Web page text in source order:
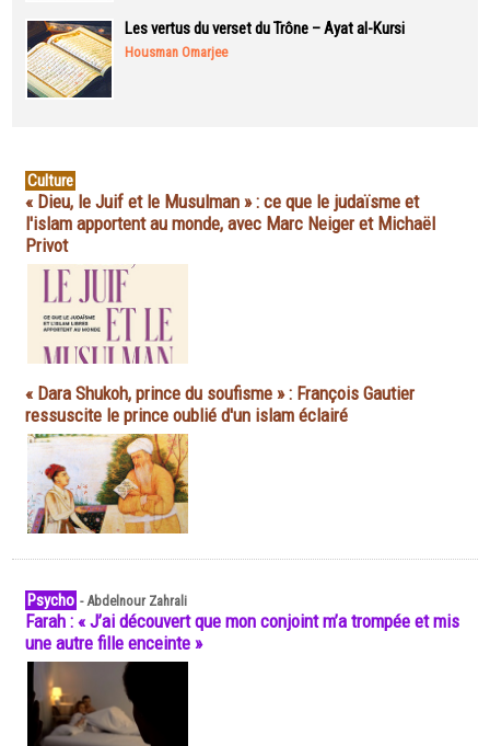
Les vertus du verset du Trône – Ayat al-Kursi
Housman Omarjee
Culture
« Dieu, le Juif et le Musulman » : ce que le judaïsme et
l'islam apportent au monde, avec Marc Neiger et Michaël
Privot
« Dara Shukoh, prince du soufisme » : François Gautier
ressuscite le prince oublié d'un islam éclairé
Psycho -Abdelnour Zahrali
Farah : « J’ai découvert que mon conjoint m’a trompée et mis
une autre fille enceinte »